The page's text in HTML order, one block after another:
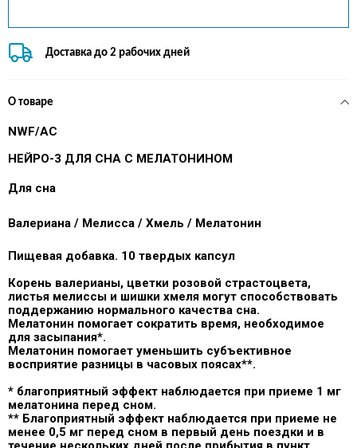
Доставка до 2 рабочих дней
О товаре
NWF/AC
НЕЙРО-3 ДЛЯ СНА С МЕЛАТОНИНОМ
Для сна
Валериана / Мелисса / Хмель / Мелатонин
Пищевая добавка. 10 твердых капсул
Корень валерианы, цветки розовой страстоцвета,
листья мелиссы и шишки хмеля могут способствовать
поддержанию нормального качества сна.
Мелатонин помогает сократить время, необходимое
для засыпания*.
Мелатонин помогает уменьшить субъективное
восприятие разницы в часовых поясах**.
* благоприятный эффект наблюдается при приеме 1 мг
мелатонина перед сном.
** Благоприятный эффект наблюдается при приеме не
менее 0,5 мг перед сном в первый день поездки и в